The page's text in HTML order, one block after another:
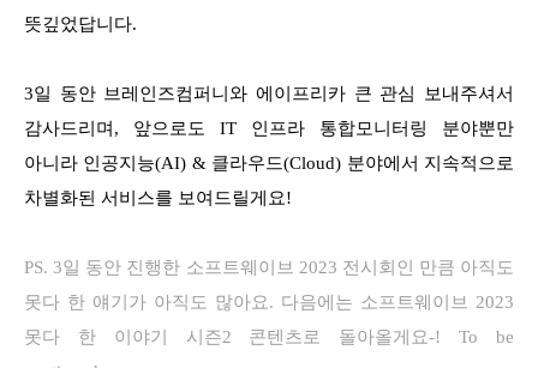
뜻깊었답니다.
3일 동안 브레인즈컴퍼니와 에이프리카 큰 관심 보내주셔서
감사드리며, 앞으로도 IT 인프라 통합모니터링 분야뿐만
아니라 인공지능(AI) & 클라우드(Cloud) 분야에서 지속적으로
차별화된 서비스를 보여드릴게요!
PS. 3일 동안 진행한 소프트웨이브 2023 전시회인 만큼 아직도
못다 한 얘기가 아직도 많아요. 다음에는 소프트웨이브 2023
못다 한 이야기 시즌2 콘텐츠로 돌아올게요-! To be